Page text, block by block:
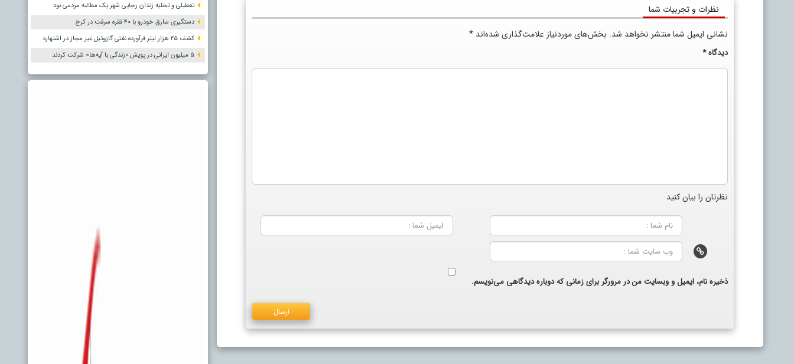
نظرات و تجربیات شما
نشانی ایمیل شما منتشر نخواهد شد. بخش‌های موردنیاز علامت‌گذاری شده‌اند *
دیدگاه*
نظرتان را بیان کنید
ذخیره نام، ایمیل و وبسایت من در مرورگر برای زمانی که دوباره دیدگاهی می‌نویسم.
تعطیلی و تخلیه زندان رجایی شهر یک مطالبه مردمی بود
دستگیری سارق خودرو با ۴۰ فقره سرقت در کرج
کشف ۲۵ هزار لیتر فرآورده نفتی گازوئیل غیر مجاز در اشتهارد
۵ میلیون ایرانی در پویش «زندگی با آیه‌ها» شرکت کردند